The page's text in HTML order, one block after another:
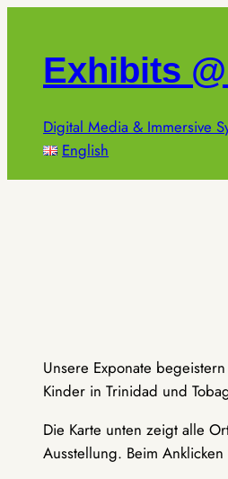
springenExhibits
Digital Media & Immersive
English
Unsere Exponate
Kinder in Trinidad und
Die Karte unten zeigt alle
Ausstellung. Beim